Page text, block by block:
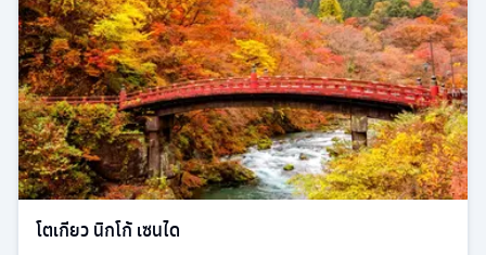
โตเกียว นิกโก้ เซนได